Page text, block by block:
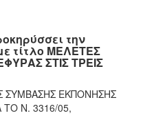
την
τίτλο ΜΕΛΕΤΕΣ
ΣΤΙΣ ΤΡΕΙΣ
ΣΥΜΒΑΣΗΣ ΕΚΠΟΝΗΣΗΣ
ΤΟ Ν. 3316/05,